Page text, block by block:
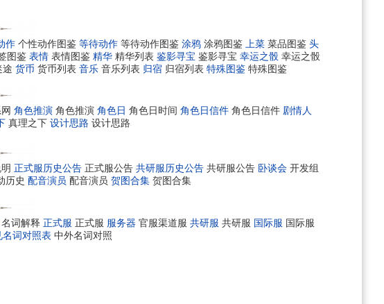
作 个性动作图鉴 等待动作 等待动作图鉴 涂鸦 涂鸦图鉴 上菜 菜品图鉴 头
图鉴 表情 表情图鉴 精华 精华列表 鉴影寻宝 鉴影寻宝 幸运之骰 幸运之骰
途 货币 货币列表 音乐 音乐列表 归宿 归宿列表 特殊图鉴 特殊图鉴
角色推演 角色推演 角色日 角色日时间 角色日信件 角色日信件 剧情人
真理之下 设计思路 设计思路
正式服历史公告 正式服公告 共研服历史公告 共研服公告 卧谈会 开发组
历史 配音演员 配音演员 贺图合集 贺图合集
名词解释 正式服 正式服 服务器 官服渠道服 共研服 共研服 国际服 国际服
名词对照表 中外名词对照